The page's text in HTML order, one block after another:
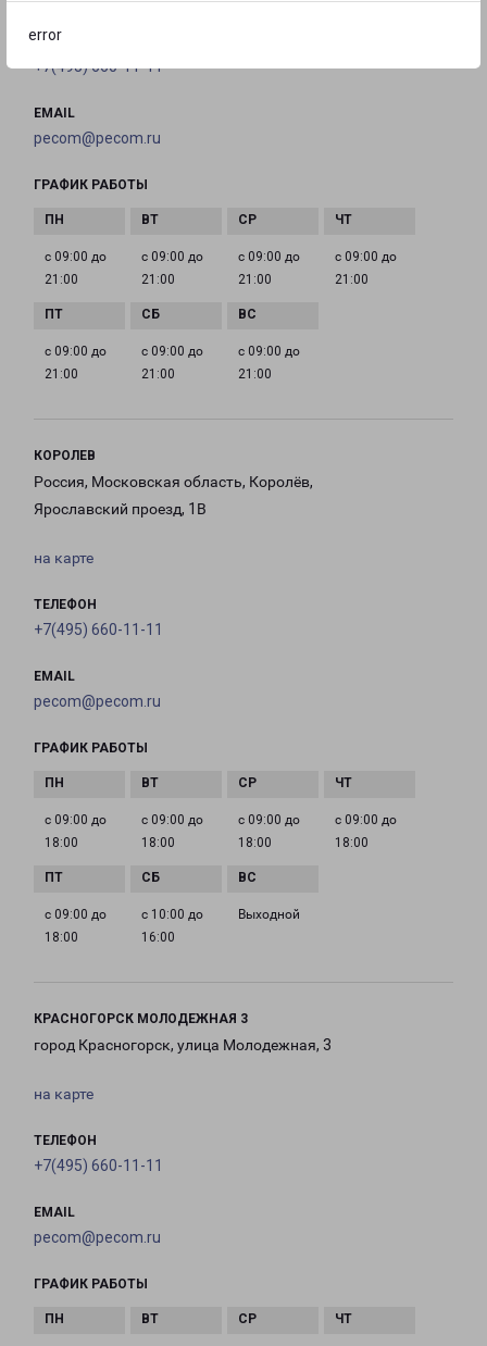
error
ТЕЛЕФОН
+7(495) 660-11-11
EMAIL
pecom@pecom.ru
ГРАФИК РАБОТЫ
с 09:00 до
21:00
с 09:00 до
21:00
с 09:00 до
21:00
с 09:00 до
21:00
с 09:00 до
21:00
с 09:00 до
21:00
с 09:00 до
21:00
КОРОЛЕВ
Россия, Московская область, Королёв,
Ярославский проезд, 1В
на карте
ТЕЛЕФОН
+7(495) 660-11-11
EMAIL
pecom@pecom.ru
ГРАФИК РАБОТЫ
с 09:00 до
18:00
с 09:00 до
18:00
с 09:00 до
18:00
с 09:00 до
18:00
с 09:00 до
18:00
с 10:00 до
16:00
Выходной
КРАСНОГОРСК МОЛОДЕЖНАЯ 3
город Красногорск, улица Молодежная, 3
на карте
ТЕЛЕФОН
+7(495) 660-11-11
EMAIL
pecom@pecom.ru
ГРАФИК РАБОТЫ